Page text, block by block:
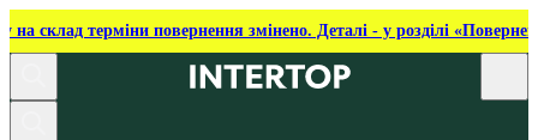
на склад терміни повернення змінено. Деталі - у розділі